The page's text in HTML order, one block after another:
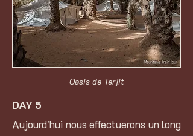
Oasis de Terjit
DAY 5
Aujourd'hui nous effectuerons un long